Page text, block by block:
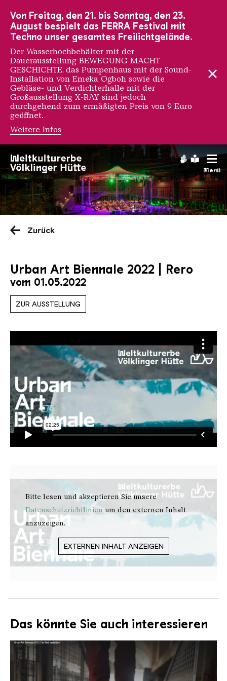
Menü
Saarländischen
Zurück
Urban Art Biennale 2022 | Rero
vom 01.05.2022
ZUR AUSSTELLUNG
Bitte lesen und akzeptieren Sie unsere
Datenschutzrichtlinien um den externen Inhalt
anzuzeigen.
EXTERNEN INHALT ANZEIGEN
Das könnte Sie auch interessieren
Von Freitag, den 21. bis Sonntag, den 23.
August bespielt das FERRA Festival mit
Techno unser gesamtes Freilichtgelände.
Der Wasserhochbehälter mit der
Dauerausstellung BEWEGUNG MACHT
GESCHICHTE, das Pumpenhaus mit der Sound-
Installation von Emeka Ogboh sowie die
Gebläse- und Verdichterhalle mit der
Großausstellung X-RAY sind jedoch
durchgehend zum ermäßigten Preis von 9 Euro
geöffnet.
Weitere Infos